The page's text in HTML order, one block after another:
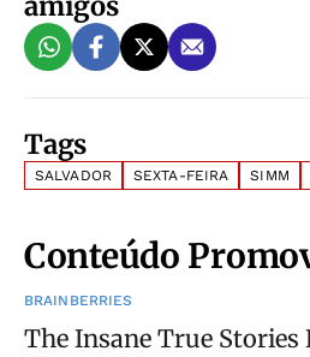
Tags
SALVADOR SEXTA-FEIRA SIMM